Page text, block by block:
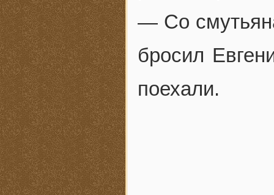
— Со
бросил
поехали.